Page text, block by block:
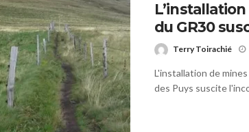
du GR30
Terry Toirachié
L'installation de
des Puys suscite